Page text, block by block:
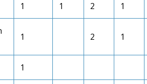
1 1 2 1
1 2 1
1